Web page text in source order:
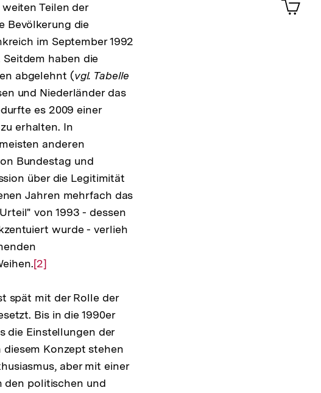
Teilen der
Bevölkerung die
im September 1992
haben die
abgelehnt (vgl. Tabelle
und Niederländer das
es 2009 einer
erhalten. In
anderen
Bundestag und
über die Legitimität
Jahren mehrfach das
von 1993 - dessen
wurde - verlieh
Zur
der
Fußnote
[2]
spät mit der Rolle der
Bis in die 1990er
die Einstellungen der
diesem Konzept stehen
aber mit einer
den politischen und